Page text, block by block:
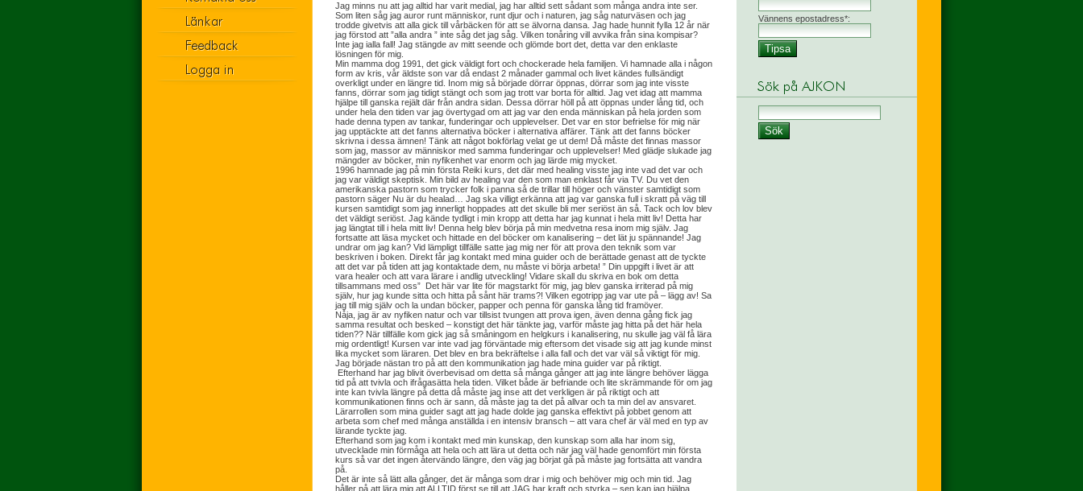
Jag minns nu att jag alltid har varit medial, jag har alltid sett sådant som många andra inte ser.
Som liten såg jag auror runt människor, runt djur och i naturen, jag såg naturväsen och jag
trodde givetvis att alla gick till vårbäcken för att se älvorna dansa. Jag hade hunnit fylla 12 år när
jag förstod att ”alla andra ” inte såg det jag såg. Vilken tonåring vill avvika från sina kompisar?
Inte jag ialla fall! Jag stängde av mitt seende och glömde bort det, detta var den enklaste
lösningen för mig.
Min mamma dog 1991, det gick väldigt fort och chockerade hela familjen. Vi hamnade alla i någon
form av kris, vår äldste son var då endast 2 månader gammal och livet kändes fullsändigt
overkligt under en längre tid. Inom mig så började dörrar öppnas, dörrar som jag inte visste
fanns, dörrar som jag tidigt stängt och som jag trott var borta för alltid. Jag vet idag att mamma
hjälpe till ganska rejält där från andra sidan. Dessa dörrar höll på att öppnas under lång tid, och
under hela den tiden var jag övertygad om att jag var den enda människan på hela jorden som
hade denna typen av tankar, funderingar och upplevelser. Det var en stor befrielse för mig när
jag upptäckte att det fanns alternativa böcker i alternativa affärer. Tänk att det fanns böcker
skrivna i dessa ämnen! Tänk att något bokförlag velat ge ut dem! Då måste det finnas massor
som jag, massor av människor med samma funderingar och upplevelser! Med glädje slukade jag
mängder av böcker, min nyfikenhet var enorm och jag lärde mig mycket.
1996 hamnade jag på min första Reiki kurs, det där med healing visste jag inte vad det var och
jag var väldigt skeptisk. Min bild av healing var den som man enklast får via TV. Du vet den
amerikanska pastorn som trycker folk i panna så de trillar till höger och vänster samtidigt som
pastorn säger Nu är du healad… Jag ska villigt erkänna att jag var ganska full i skratt på väg till
kursen samtidigt som jag innerligt hoppades att det skulle bli mer seriöst än så. Tack och lov blev
det väldigt seriöst. Jag kände tydligt i min kropp att detta har jag kunnat i hela mitt liv! Detta har
jag längtat till i hela mitt liv! Denna helg blev börja på min medvetna resa inom mig själv. Jag
fortsatte att läsa mycket och hittade en del böcker om kanalisering – det lät ju spännande! Jag
undrar om jag kan? Vid lämpligt tillfälle satte jag mig ner för att prova den teknik som var
beskriven i boken. Direkt får jag kontakt med mina guider och de berättade genast att de tyckte
att det var på tiden att jag kontaktade dem, nu måste vi börja arbeta! ” Din uppgift i livet är att
vara healer och att vara lärare i andlig utveckling! Vidare skall du skriva en bok om detta
tillsammans med oss” Det här var lite för magstarkt för mig, jag blev ganska irriterad på mig
själv, hur jag kunde sitta och hitta på sånt här trams?! Vilken egotripp jag var ute på – lägg av! Sa
jag till mig själv och la undan böcker, papper och penna för ganska lång tid framöver.
Nåja, jag är av nyfiken natur och var tillsist tvungen att prova igen, även denna gång fick jag
samma resultat och besked – konstigt det här tänkte jag, varför måste jag hitta på det här hela
tiden?? När tillfälle kom gick jag så småningom en helgkurs i kanalisering, nu skulle jag väl få lära
mig ordentligt! Kursen var inte vad jag förväntade mig eftersom det visade sig att jag kunde minst
lika mycket som läraren. Det blev en bra bekräftelse i alla fall och det var väl så viktigt för mig.
Jag började nästan tro på att den kommunikation jag hade mina guider var på riktigt.
Efterhand har jag blivit överbevisad om detta så många gånger att jag inte längre behöver lägga
tid på att tvivla och ifrågasätta hela tiden. Vilket både är befriande och lite skrämmande för om jag
inte kan tvivla längre på detta då måste jag inse att det verkligen är på riktigt och att
kommunikationen finns och är sann, då måste jag ta det på allvar och ta min del av ansvaret.
Lärarrollen som mina guider sagt att jag hade dolde jag ganska effektivt på jobbet genom att
arbeta som chef med många anställda i en intensiv bransch – att vara chef är väl med en typ av
lärande tyckte jag.
Efterhand som jag kom i kontakt med min kunskap, den kunskap som alla har inom sig,
utvecklade min förmåga att hela och att lära ut detta och när jag väl hade genomfört min första
kurs så var det ingen återvändo längre, den väg jag börjat gå på måste jag fortsätta att vandra
på.
Det är inte så lätt alla gånger, det är många som drar i mig och behöver mig och min tid. Jag
håller på att lära mig att ALLTID först se till att JAG har kraft och styrka – sen kan jag hjälpa
Vännens epostadress*: